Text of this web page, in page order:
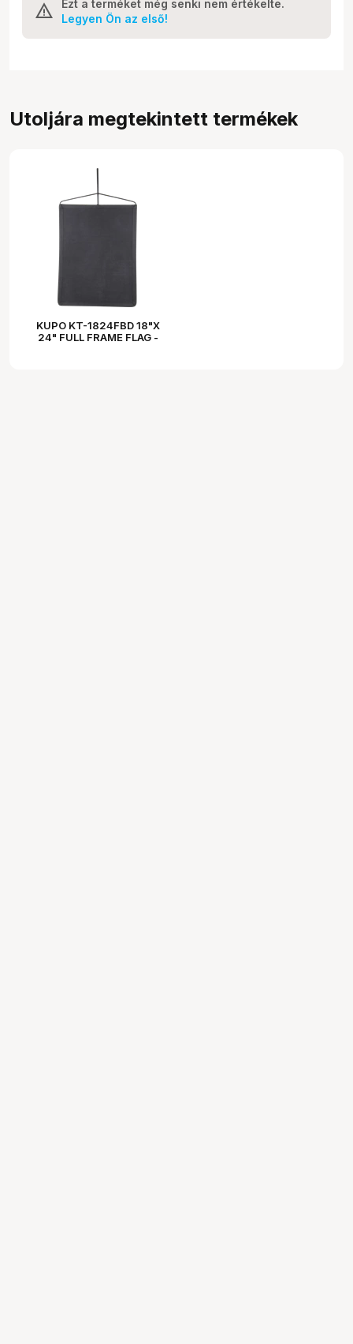
Ezt a terméket még senki nem értékelte.
Legyen Ön az első!
Utoljára megtekintett termékek
KUPO KT-1824FBD 18"X
24" FULL FRAME FLAG -